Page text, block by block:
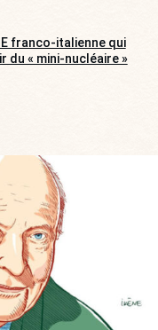
franco-italienne qui
du « mini-nucléaire »